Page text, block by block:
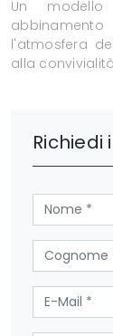
Un
l'atmosfera
alla
Richiedi